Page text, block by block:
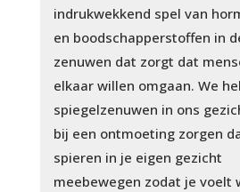
indrukwekkend spel van
en boodschapperstoffen in
zenuwen dat zorgt dat
elkaar willen omgaan. We
spiegelzenuwen in ons
bij een ontmoeting zorgen
spieren in je eigen gezicht
meebewegen zodat je voelt